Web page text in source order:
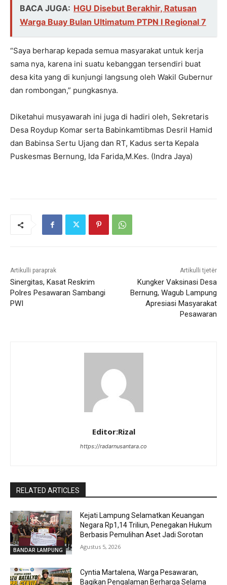
BACA JUGA: HGU Disebut Berakhir, Ratusan
Warga Buay Bulan Ultimatum PTPN I Regional 7
“Saya berharap kepada semua masyarakat untuk kerja
sama nya, karena ini suatu kebanggan tersendiri buat
desa kita yang di kunjungi langsung oleh Wakil Gubernur
dan rombongan,” pungkasnya.
Diketahui musyawarah ini juga di hadiri oleh, Sekretaris
Desa Roydup Komar serta Babinkamtibmas Desril Hamid
dan Babinsa Sertu Ujang dan RT, Kadus serta Kepala
Puskesmas Bernung, Ida Farida,M.Kes. (Indra Jaya)
Artikulli paraprak
Sinergitas, Kasat Reskrim
Polres Pesawaran Sambangi
PWI
Artikulli tjetër
Kungker Vaksinasi Desa
Bernung, Wagub Lampung
Apresiasi Masyarakat
Pesawaran
Editor:Rizal
https://radarnusantara.co
RELATED ARTICLES
BANDAR LAMPUNG
Kejati Lampung Selamatkan Keuangan
Negara Rp1,14 Triliun, Penegakan Hukum
Berbasis Pemulihan Aset Jadi Sorotan
Agustus 5, 2026
Cyntia Martalena, Warga Pesawaran,
Bagikan Pengalaman Berharga Selama